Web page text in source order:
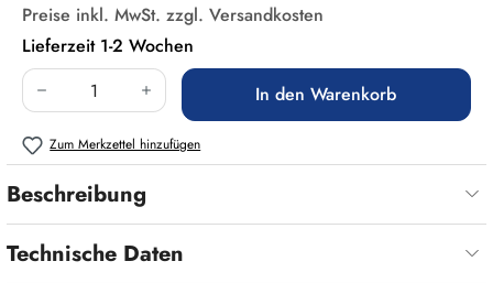
Preise inkl. MwSt. zzgl. Versandkosten
Lieferzeit 1-2 Wochen
Produkt Anzahl: Gib den gewünschten Wert
In den Warenkorb
Zum Merkzettel hinzufügen
Beschreibung
Technische Daten